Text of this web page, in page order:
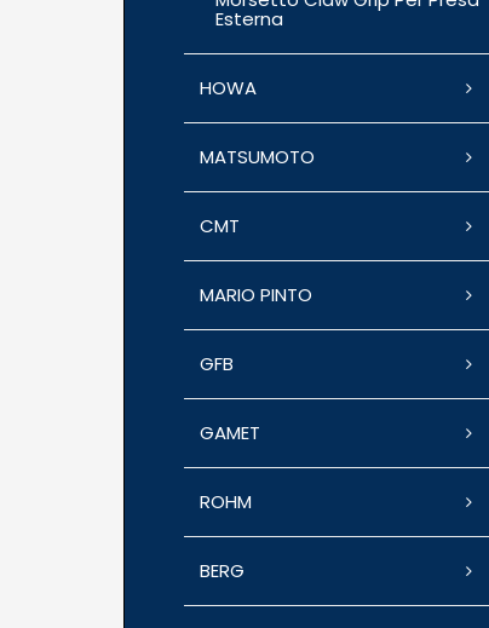
Esterna
HOWA
MATSUMOTO
CMT
MARIO PINTO
GFB
GAMET
ROHM
BERG